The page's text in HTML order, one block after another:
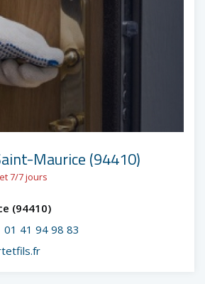
Maurice (94410)
7/7 jours
(94410)
01 41 94 98 83